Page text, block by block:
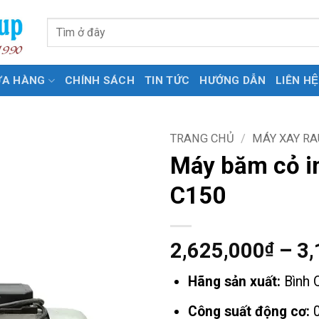
Tìm
HÀNG CHÍNH SÁCH TIN TỨC HƯỚNG DẪN LIÊN HỆ
TRANG CHỦ / MÁY XAY
Máy băm cỏ
C150
2,625,000₫ –
Hãng sản xuất: Bình
Công suất động cơ: